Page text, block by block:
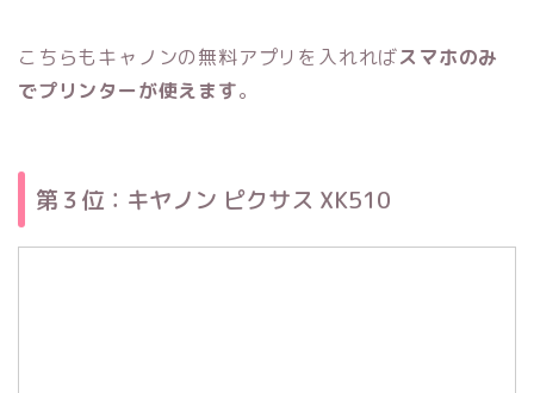
こちらもキャノンの無料アプリを入れればスマホのみ
でプリンターが使えます。
第３位：キヤノン ピクサス XK510